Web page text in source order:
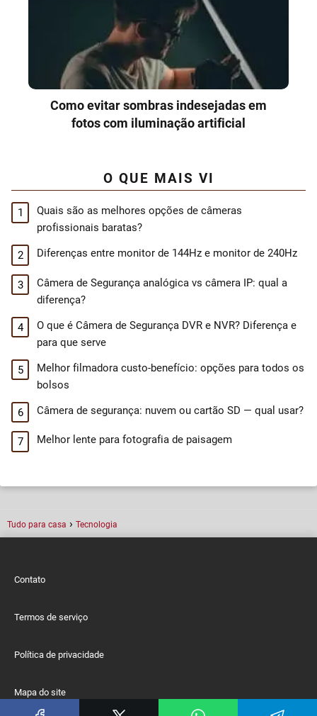
Como evitar sombras indesejadas em
fotos com iluminação artificial
O QUE MAIS VI
Quais são as melhores opções de câmeras
profissionais baratas?
Diferenças entre monitor de 144Hz e monitor de 240Hz
Câmera de Segurança analógica vs câmera IP: qual a
diferença?
O que é Câmera de Segurança DVR e NVR? Diferença e
para que serve
Melhor filmadora custo-benefício: opções para todos os
bolsos
Câmera de segurança: nuvem ou cartão SD — qual usar?
Melhor lente para fotografia de paisagem
Tudo para casa Tecnologia
Contato
Termos de serviço
Política de privacidade
Mapa do site